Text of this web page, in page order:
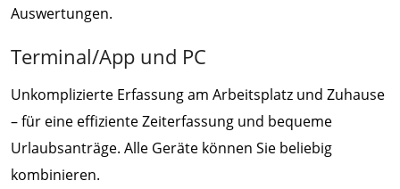
Auswertungen.
Terminal/App und PC
Unkomplizierte Erfassung am Arbeitsplatz und Zuhause
– für eine effiziente Zeiterfassung und bequeme
Urlaubsanträge. Alle Geräte können Sie beliebig
kombinieren.